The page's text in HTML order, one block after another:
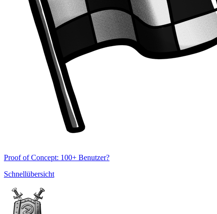
Proof of Concept: 100+ Benutzer?
Schnellübersicht